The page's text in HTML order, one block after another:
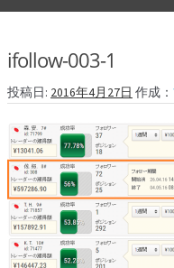
ゲ
シ
ン
へ
ス
キ
ッ
プ
テ
ツ
ス
キ
ッ
プ
業者一覧
ハイローオーストラリア
オプションビット
ファイブスターズオプシ
初心者講座
基本ルール・取引のしかた
ifollow-003-1
投稿日: 2016年4月27日 作成：